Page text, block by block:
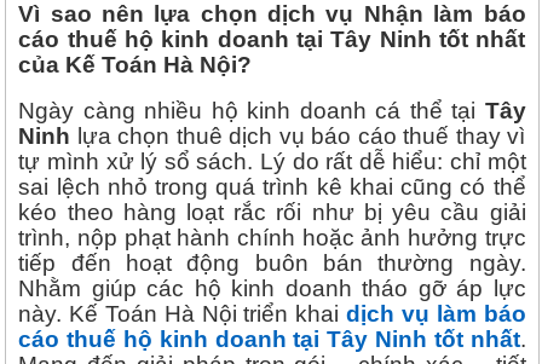
Vì sao nên lựa chọn dịch vụ Nhận làm báo
cáo thuế hộ kinh doanh tại Tây Ninh tốt nhất
của Kế Toán Hà Nội?
Ngày càng nhiều hộ kinh doanh cá thể tại Tây
Ninh lựa chọn thuê dịch vụ báo cáo thuế thay vì
tự mình xử lý sổ sách. Lý do rất dễ hiểu: chỉ một
sai lệch nhỏ trong quá trình kê khai cũng có thể
kéo theo hàng loạt rắc rối như bị yêu cầu giải
trình, nộp phạt hành chính hoặc ảnh hưởng trực
tiếp đến hoạt động buôn bán thường ngày.
Nhằm giúp các hộ kinh doanh tháo gỡ áp lực
này. Kế Toán Hà Nội triển khaidịch vụ làm báo
cáo thuế hộ kinh doanh tại Tây Ninh tốt nhất.